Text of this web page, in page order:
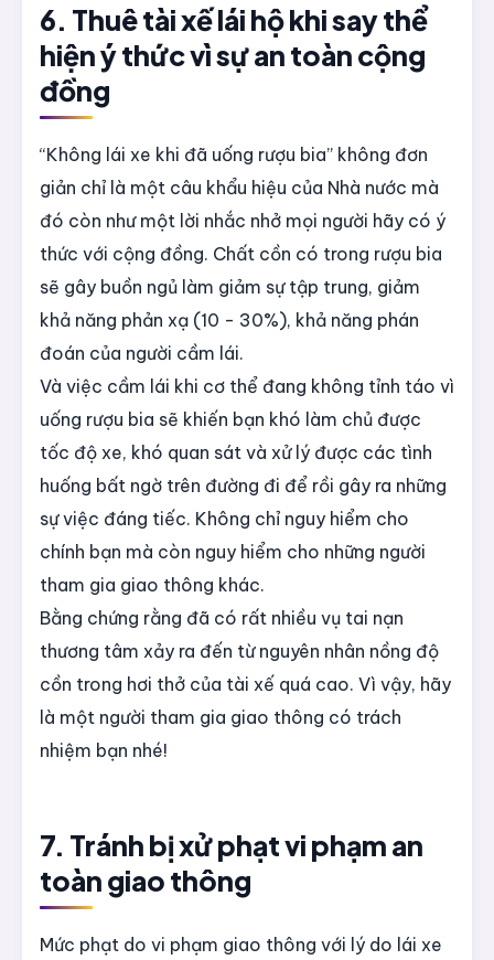
6. Thuê tài xế lái hộ khi say thể
hiện ý thức vì sự an toàn cộng
đồng
“Không lái xe khi đã uống rượu bia” không đơn
giản chỉ là một câu khẩu hiệu của Nhà nước mà
đó còn như một lời nhắc nhở mọi người hãy có ý
thức với cộng đồng. Chất cồn có trong rượu bia
sẽ gây buồn ngủ làm giảm sự tập trung, giảm
khả năng phản xạ (10 - 30%), khả năng phán
đoán của người cầm lái.
Và việc cầm lái khi cơ thể đang không tỉnh táo vì
uống rượu bia sẽ khiến bạn khó làm chủ được
tốc độ xe, khó quan sát và xử lý được các tình
huống bất ngờ trên đường đi để rồi gây ra những
sự việc đáng tiếc. Không chỉ nguy hiểm cho
chính bạn mà còn nguy hiểm cho những người
tham gia giao thông khác.
Bằng chứng rằng đã có rất nhiều vụ tai nạn
thương tâm xảy ra đến từ nguyên nhân nồng độ
cồn trong hơi thở của tài xế quá cao. Vì vậy, hãy
là một người tham gia giao thông có trách
nhiệm bạn nhé!
7. Tránh bị xử phạt vi phạm an
toàn giao thông
Mức phạt do vi phạm giao thông với lý do lái xe